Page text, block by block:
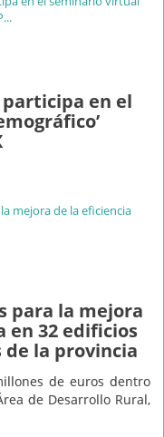
en el
para la mejora
en 32 edificios
de la provincia
de euros dentro
de Desarrollo Rural,